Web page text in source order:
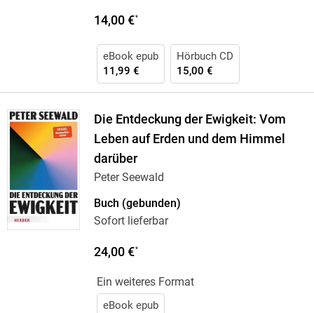
14,00 €*
eBook epub
11,99 €
Hörbuch CD
15,00 €
Die Entdeckung der Ewigkeit: Vom
Leben auf Erden und dem Himmel
darüber
Peter Seewald
Buch (gebunden)
Sofort lieferbar
24,00 €*
Ein weiteres Format
eBook epub